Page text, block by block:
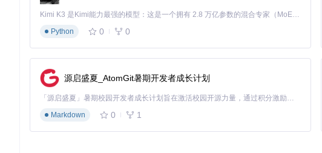
3. 核心组件与基础应用
3.1 应用程序配置
成功集成后，需在App.xaml中配置资源字典：
Application.Resources
<ResourceDictionary>
ResourceDictionary "pack://application:,,,/
</ResourceDictionary.MergedDictionaries>
Kimi K3 是Kimi能力最强的模型：这是一个拥有 2.8 万亿参数的混合专家（MoE）模型，具备原生视觉理解能力，并支持 100 万 token 的上下文窗口。
Python
0 0
源启盛夏_AtomGit暑期开发者成长计划
「源启盛夏」暑期校园开发者成长计划旨在激活校园开源力量，通过积分激励、认证扶持、资源倾斜等形式，引导高校组织和开发者完成「入驻 — 建项目 — 做贡献 — 获认证 — 得资源」的完整闭环。无论你是想带领社团入驻平台的组织者，还是希望用代码贡献证明自己的开发者，都能在这里找到属于你的成长路径。
Markdown
0 1